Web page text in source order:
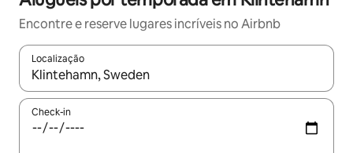
Encontre e reserve lugares incríveis no Airbnb
Localização
Quando os resultados estiverem disponíveis, explore-os
Check-in